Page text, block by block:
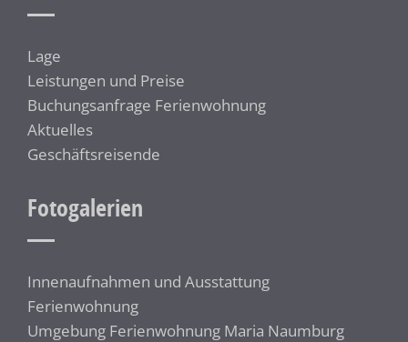
Lage
Leistungen und Preise
Buchungsanfrage Ferienwohnung
Aktuelles
Geschäftsreisende
Fotogalerien
Innenaufnahmen und Ausstattung
Ferienwohnung
Umgebung Ferienwohnung Maria Naumburg